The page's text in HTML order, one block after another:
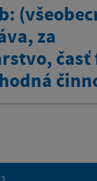
za
časť